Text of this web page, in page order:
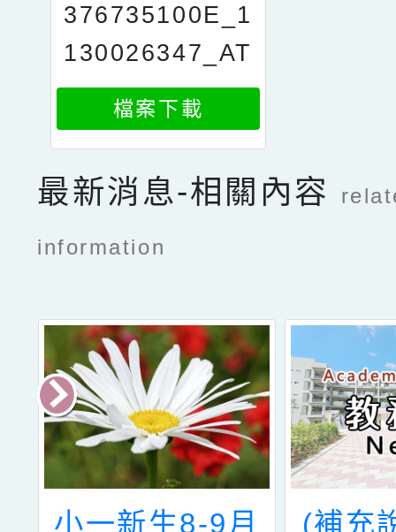
376735100E_1
130026347_AT
TACH1
檔案下載
最新消息-相關內容
information
小一新生8-9月
(補充